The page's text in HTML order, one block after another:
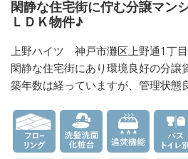
閑静な住宅街に佇む分譲マン
ＬＤＫ物件♪
上野ハイツ 神戸市灘区上野通1丁
閑静な住宅街にあり環境良好の分
築年数は経っていますが、管理状態